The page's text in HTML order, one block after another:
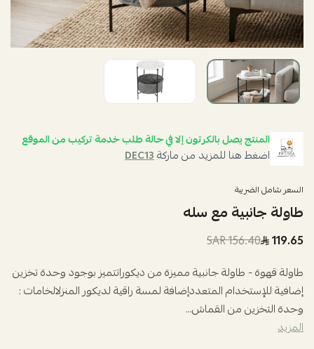
المنتج يصل بالكرتون إلا في حالة طلب خدمة تركيب من الموقع
اضغط هنا للمزيد من ماركةDEC13
السعر شامل الضريبة
طاولة جانبية مع سله
119.65
156.40 SAR
طاولة قهوة - طاولة جانبية مميزة من ديكوراتتميز بوجود وحدة تخزين
إضافية للإستخدام المتعددإضافة لمسة راقية لديكور المنزلالخامات :
وحدة التخزين من القماش...
المزيد